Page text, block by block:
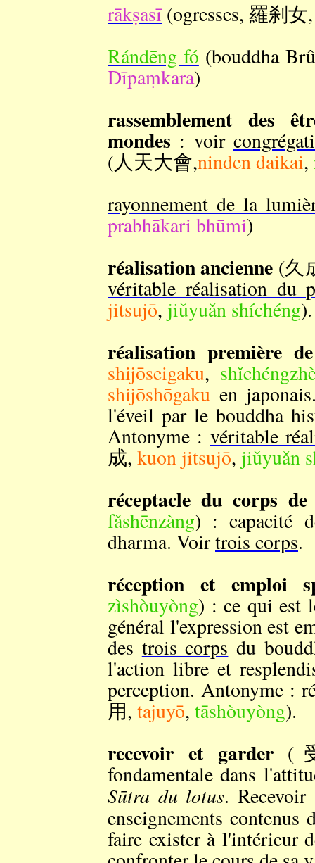
rākṣasī(ogresses, 羅刹
Rándēng fó (bouddha
Dīpaṃkara)
rassemblement des
mondes : voir
(人天大會,ninden daikai,
rayonnement de la
prabhākari bhūmi)
réalisation ancienne (久
véritable réalisation du
jitsujō, jiǔyuǎn shíchéng).
réalisation première
shijōseigaku,
shijōshōgaku en
l'éveil par le bouddha
Antonyme : véritable
成, kuon jitsujō, jiǔyuǎn
réceptacle du corps
fǎshēnzàng) : capacité
dharma. Voirtrois corps.
réception et emploi
zìshòuyòng) : ce qui est
général l'expression est
des trois corps du
l'action libre et
perception. Antonyme :
用, tajuyō, tāshòuyòng).
recevoir et garder(
fondamentale dans
Sūtra du lotus. Recevoir
enseignements contenus
faire exister à l'intérieur